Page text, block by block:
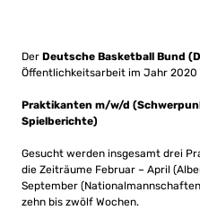
Der Deutsche Basketball Bund
Öffentlichkeitsarbeit im Jahr 2020
Praktikanten m/w/d
Spielberichte)
Gesucht werden insgesamt drei
die Zeiträume Februar – April
September
zehn bis zwölf Wochen.